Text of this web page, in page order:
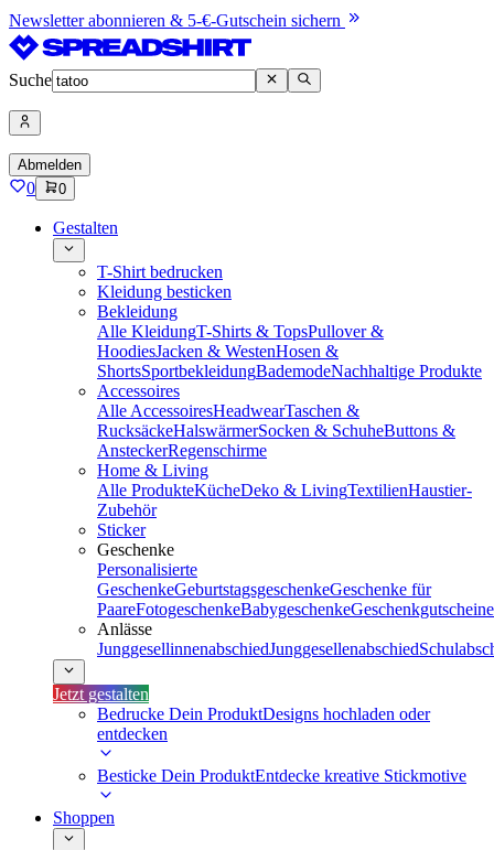
Newsletter abonnieren & 5-€-Gutschein sichern
Suche
Abmelden
0 0
Gestalten
T-Shirt bedrucken
Kleidung besticken
Bekleidung
Alle KleidungT-Shirts & TopsPullover &
HoodiesJacken & WestenHosen &
ShortsSportbekleidungBademodeNachhaltige Produkte
Accessoires
Alle AccessoiresHeadwearTaschen &
RucksäckeHalswärmerSocken & SchuheButtons &
AnsteckerRegenschirme
Home & Living
Alle ProdukteKücheDeko & LivingTextilienHaustier-
Zubehör
Sticker
Geschenke
Personalisierte
GeschenkeGeburtstagsgeschenkeGeschenke für
PaareFotogeschenkeBabygeschenkeGeschenkgutscheine
Anlässe
JunggesellinnenabschiedJunggesellenabschied
Jetzt gestalten
Bedrucke Dein ProduktDesigns hochladen oder
entdecken
Besticke Dein ProduktEntdecke kreative Stickmotive
Shoppen